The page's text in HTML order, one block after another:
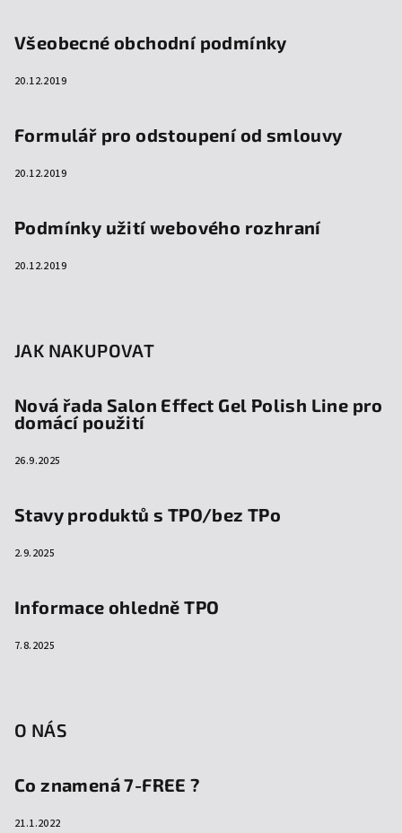
Všeobecné obchodní podmínky
20.12.2019
Formulář pro odstoupení od smlouvy
20.12.2019
Podmínky užití webového rozhraní
20.12.2019
JAK NAKUPOVAT
Nová řada Salon Effect Gel Polish Line pro
domácí použití
26.9.2025
Stavy produktů s TPO/bez TPo
2.9.2025
Informace ohledně TPO
7.8.2025
O NÁS
Co znamená 7-FREE ?
21.1.2022